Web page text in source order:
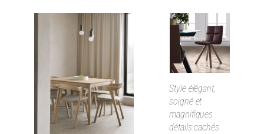
Style élégant,
soigné et
magnifiques
détails cachés